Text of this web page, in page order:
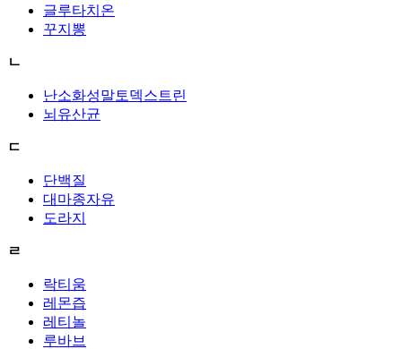
글루타치온
꾸지뽕
ㄴ
난소화성말토덱스트린
뇌유산균
ㄷ
단백질
대마종자유
도라지
ㄹ
락티움
레몬즙
레티놀
루바브